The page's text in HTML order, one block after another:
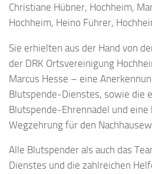
Christiane Hübner, Hochheim,
Hochheim, Heino Führer,
Sie erhielten aus der Hand von
der DRK Ortsvereinigung
Marcus Hesse – eine
Blutspende-Dienstes, sowie die
Blutspende-Ehrennadel und
Wegzehrung für den
Alle Blutspender als auch das
Dienstes und die zahlreichen